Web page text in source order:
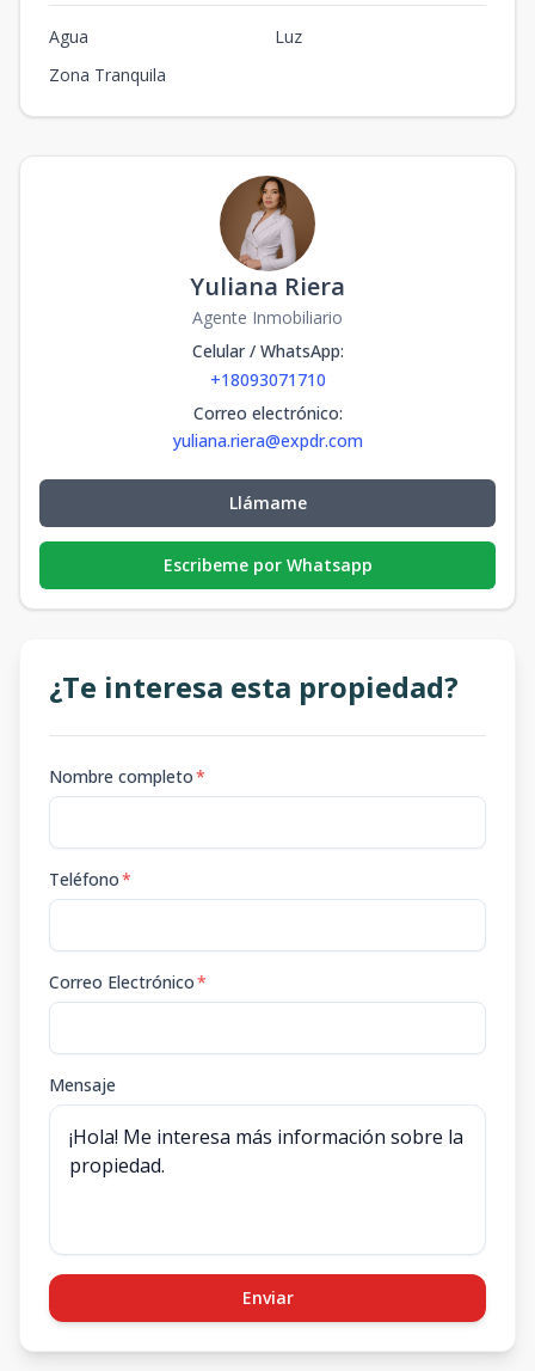
Agua
Luz
Zona Tranquila
Yuliana Riera
Agente Inmobiliario
Celular / WhatsApp:
+18093071710
Correo electrónico:
yuliana.riera@expdr.com
Llámame
Escribeme por Whatsapp
¿Te interesa esta propiedad?
Nombre completo*
Teléfono*
Correo Electrónico*
Mensaje
Enviar